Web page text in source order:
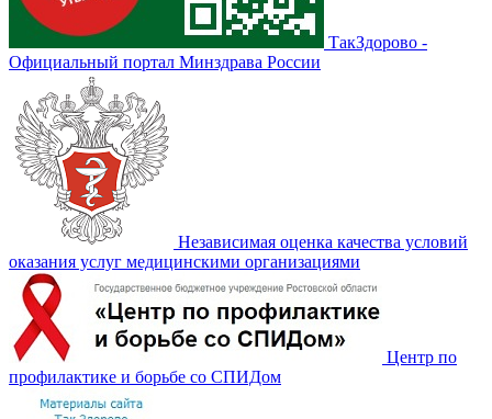
ТакЗдорово -
Официальный портал Минздрава России
Независимая оценка качества условий
оказания услуг медицинскими организациями
Центр по
профилактике и борьбе со СПИДом